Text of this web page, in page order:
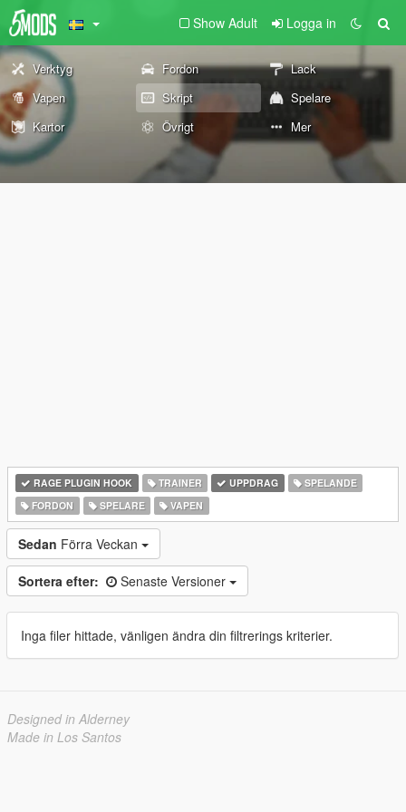
Show Adult Logga in
Verktyg Fordon
Lack
Vapen
Skript
Spelare
Kartor
Övrigt Mer
RAGE PLUGIN HOOK TRAINER UPPDRAG
SPELANDE
FORDON
SPELARE VAPEN
Sedan Förra Veckan
Sortera efter: Senaste Versioner
Inga filer hittade, vänligen ändra din filtrerings kriterier.
Designed in Alderney
Made in Los Santos